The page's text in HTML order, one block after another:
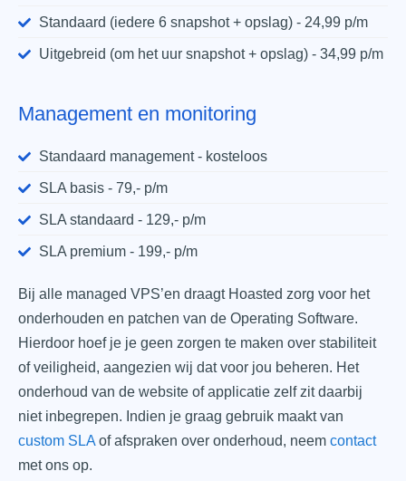
Standaard (iedere 6 snapshot + opslag) - 24,99 p/m
Uitgebreid (om het uur snapshot + opslag) - 34,99 p/m
Management en monitoring
Standaard management - kosteloos
SLA basis - 79,- p/m
SLA standaard - 129,- p/m
SLA premium - 199,- p/m
Bij alle managed VPS’en draagt Hoasted zorg voor het
onderhouden en patchen van de Operating Software.
Hierdoor hoef je je geen zorgen te maken over stabiliteit
of veiligheid, aangezien wij dat voor jou beheren. Het
onderhoud van de website of applicatie zelf zit daarbij
niet inbegrepen. Indien je graag gebruik maakt van
custom SLAof afspraken over onderhoud, neem contact
met ons op.